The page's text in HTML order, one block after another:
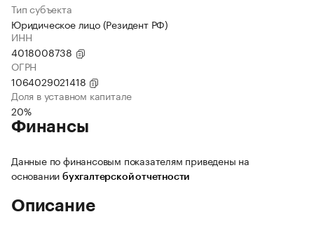
Тип субъекта
Юридическое лицо (Резидент РФ)
ИНН
4018008738
ОГРН
1064029021418
Доля в уставном капитале
20%
Финансы
Данные по финансовым показателям приведены на
основании бухгалтерской отчетности
Описание